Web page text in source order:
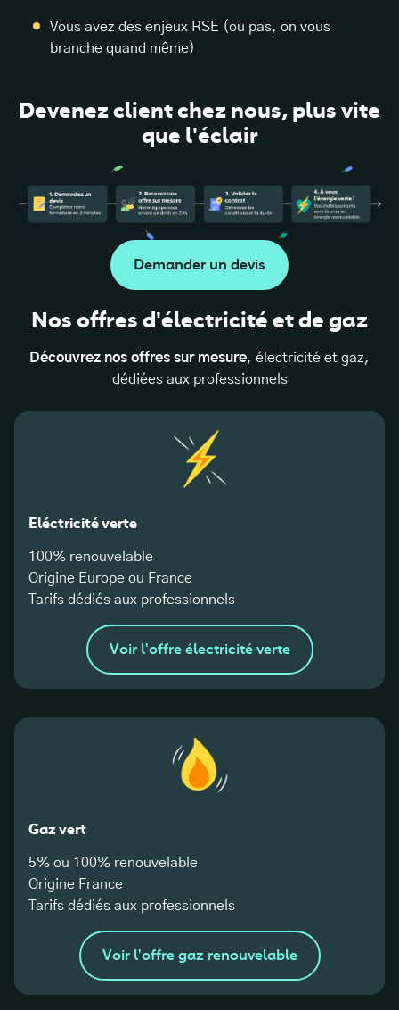
Vous avez des enjeux RSE (ou pas, on vous
branche quand même)
Devenez client chez nous, plus vite
que l'éclair
Demander un devis
Nos offres d'électricité et de gaz
Découvrez nos offres sur mesure, électricité et gaz,
dédiées aux professionnels
Eléctricité verte
100% renouvelable
Origine Europe ou France
Tarifs dédiés aux professionnels
Voir l'offre électricité verte
Gaz vert
5% ou 100% renouvelable
Origine France
Tarifs dédiés aux professionnels
Voir l'offre gaz renouvelable